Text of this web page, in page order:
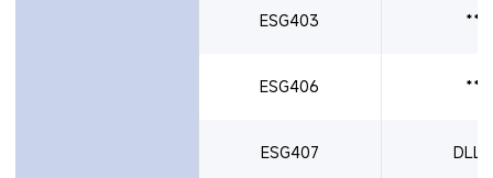
ESG403 **
ESG406 **
ESG407 DLL3